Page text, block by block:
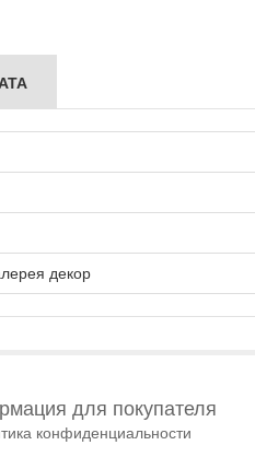
декор
для покупателя
конфиденциальности